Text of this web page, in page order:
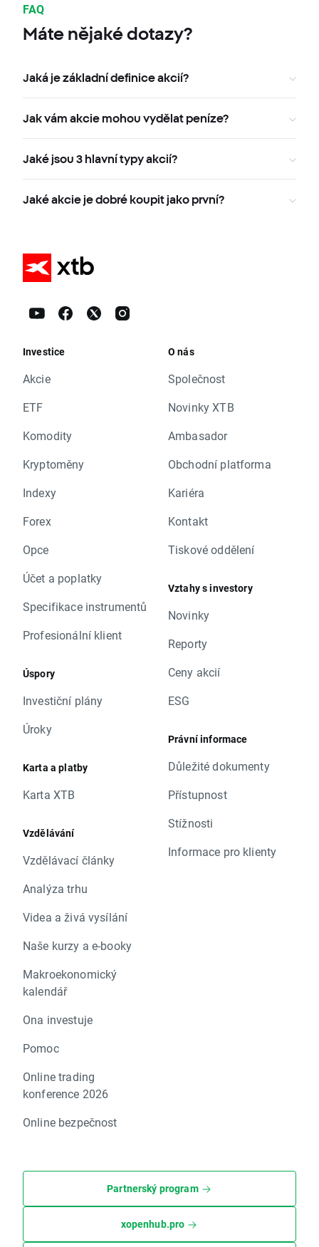
FAQ
Máte nějaké dotazy?
Jaká je základní definice akcií?
Jak vám akcie mohou vydělat peníze?
Jaké jsou 3 hlavní typy akcií?
Jaké akcie je dobré koupit jako první?
Investice
Akcie
ETF
Komodity
Kryptoměny
Indexy
Forex
Opce
Účet a poplatky
Specifikace instrumentů
Profesionální klient
Úspory
Investiční plány
Úroky
Karta a platby
Karta XTB
Vzdělávání
Vzdělávací články
Analýza trhu
Videa a živá vysílání
Naše kurzy a e-booky
Makroekonomický
kalendář
Ona investuje
Pomoc
Online trading
konference 2026
Online bezpečnost
O nás
Společnost
Novinky XTB
Ambasador
Obchodní platforma
Kariéra
Kontakt
Tiskové oddělení
Vztahy s investory
Novinky
Reporty
Ceny akcií
ESG
Právní informace
Důležité dokumenty
Přístupnost
Stížnosti
Informace pro klienty
Partnerský program
xopenhub.pro